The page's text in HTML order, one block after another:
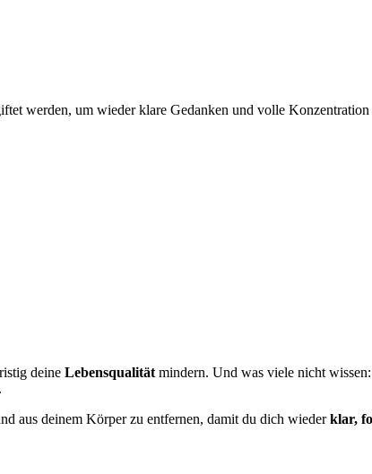
werden, um wieder klare Gedanken und volle Konzentration
deine Lebensqualität mindern. Und was viele nicht
aus deinem Körper zu entfernen, damit du dich wiederklar,